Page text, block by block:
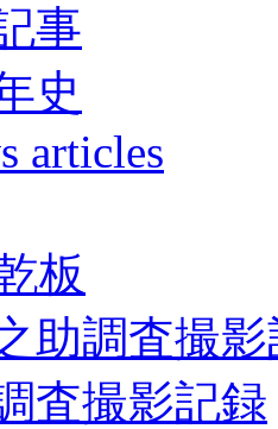
事
史
articles
板
助調査撮
査撮影記録